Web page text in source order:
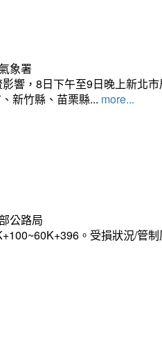
象署
響，8日下午至9日晚上新北
新竹縣、苗栗縣... more...
公路局
。受損狀況/管